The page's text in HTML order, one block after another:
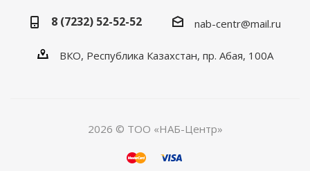
8 (7232) 52-52-52
nab-centr@mail.ru
ВКО, Республика Казахстан, пр. Абая, 100А
2026 © ТОО «НАБ-Центр»